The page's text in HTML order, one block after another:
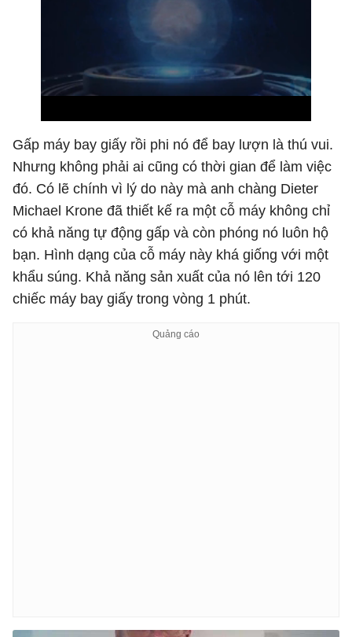
Gấp máy bay giấy rồi phi nó để bay lượn là thú vui.
Nhưng không phải ai cũng có thời gian để làm việc
đó. Có lẽ chính vì lý do này mà anh chàng Dieter
Michael Krone đã thiết kế ra một cỗ máy không chỉ
có khả năng tự động gấp và còn phóng nó luôn hộ
bạn. Hình dạng của cỗ máy này khá giống với một
khẩu súng. Khả năng sản xuất của nó lên tới 120
chiếc máy bay giấy trong vòng 1 phút.